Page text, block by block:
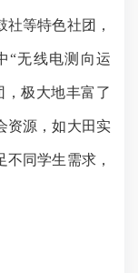
等特色社团，
“无线电测向运
，极大地丰富了
资源，如大田实
同学生需求，